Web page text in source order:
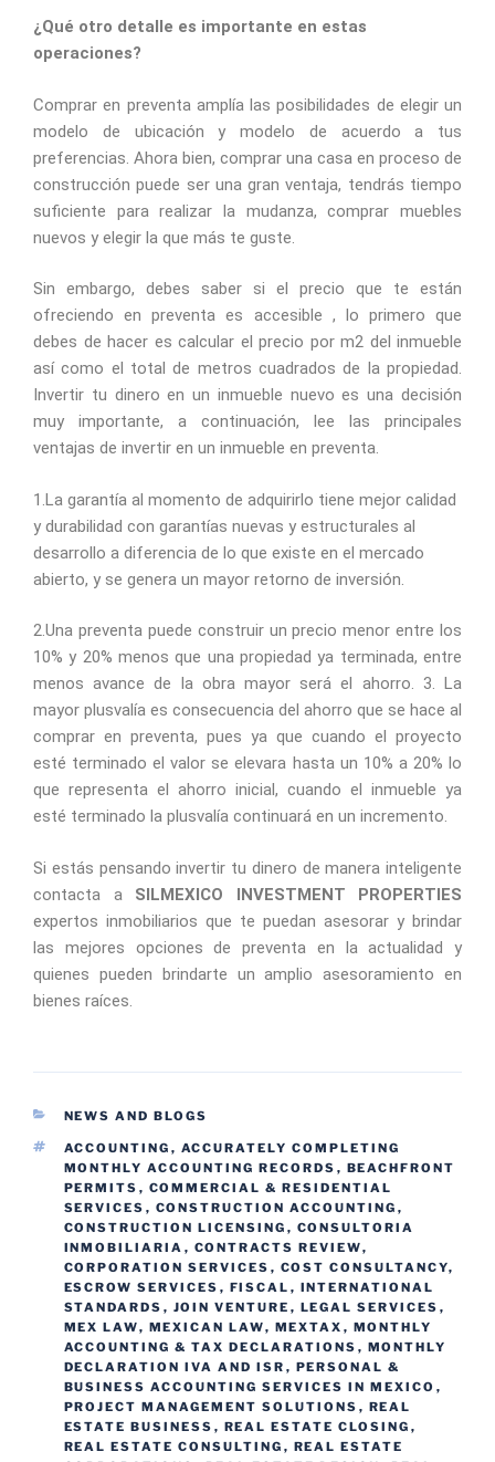
¿Qué otro detalle es importante en estas
operaciones?
Comprar en preventa amplía las posibilidades de elegir un
modelo de ubicación y modelo de acuerdo a tus
preferencias. Ahora bien, comprar una casa en proceso de
construcción puede ser una gran ventaja, tendrás tiempo
suficiente para realizar la mudanza, comprar muebles
nuevos y elegir la que más te guste.
Sin embargo, debes saber si el precio que te están
ofreciendo en preventa es accesible , lo primero que
debes de hacer es calcular el precio por m2 del inmueble
así como el total de metros cuadrados de la propiedad.
Invertir tu dinero en un inmueble nuevo es una decisión
muy importante, a continuación, lee las principales
ventajas de invertir en un inmueble en preventa.
1.La garantía al momento de adquirirlo tiene mejor calidad
y durabilidad con garantías nuevas y estructurales al
desarrollo a diferencia de lo que existe en el mercado
abierto, y se genera un mayor retorno de inversión.
2.Una preventa puede construir un precio menor entre los
10% y 20% menos que una propiedad ya terminada, entre
menos avance de la obra mayor será el ahorro. 3. La
mayor plusvalía es consecuencia del ahorro que se hace al
comprar en preventa, pues ya que cuando el proyecto
esté terminado el valor se elevara hasta un 10% a 20% lo
que representa el ahorro inicial, cuando el inmueble ya
esté terminado la plusvalía continuará en un incremento.
Si estás pensando invertir tu dinero de manera inteligente
contacta a SILMEXICO INVESTMENT PROPERTIES
expertos inmobiliarios que te puedan asesorar y brindar
las mejores opciones de preventa en la actualidad y
quienes pueden brindarte un amplio asesoramiento en
bienes raíces.
NEWS AND BLOGS
ACCOUNTING , ACCURATELY COMPLETING
MONTHLY ACCOUNTING RECORDS , BEACHFRONT
PERMITS , COMMERCIAL & RESIDENTIAL
SERVICES , CONSTRUCTION ACCOUNTING ,
CONSTRUCTION LICENSING , CONSULTORIA
INMOBILIARIA , CONTRACTS REVIEW,
CORPORATION SERVICES , COST CONSULTANCY,
ESCROW SERVICES , FISCAL , INTERNATIONAL
STANDARDS , JOIN VENTURE , LEGAL SERVICES ,
MEX LAW, MEXICAN LAW, MEXTAX , MONTHLY
ACCOUNTING & TAX DECLARATIONS , MONTHLY
DECLARATION IVA AND ISR , PERSONAL &
BUSINESS ACCOUNTING SERVICES IN MEXICO ,
PROJECT MANAGEMENT SOLUTIONS , REAL
ESTATE BUSINESS , REAL ESTATE CLOSING ,
REAL ESTATE CONSULTING , REAL ESTATE